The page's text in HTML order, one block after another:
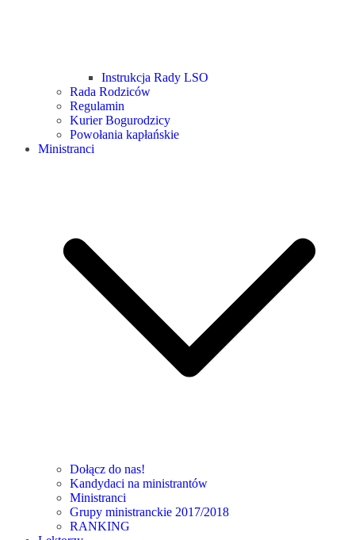
Instrukcja Rady LSO
Rada Rodziców
Regulamin
Kurier Bogurodzicy
Powołania kapłańskie
Ministranci
Dołącz do nas!
Kandydaci na ministrantów
Ministranci
Grupy ministranckie 2017/2018
RANKING